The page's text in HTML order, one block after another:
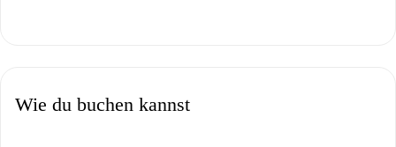
Wie du buchen kannst